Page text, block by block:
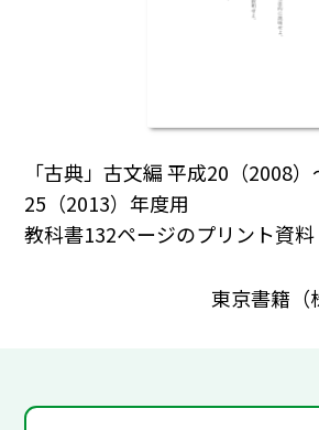
「古典」古文編 平成20（2008
25（2013）年度用
教科書132ページのプリント資料
東京書籍